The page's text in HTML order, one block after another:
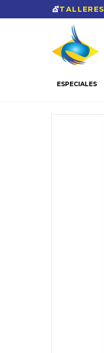
💇TALLERES
ESPECIALES